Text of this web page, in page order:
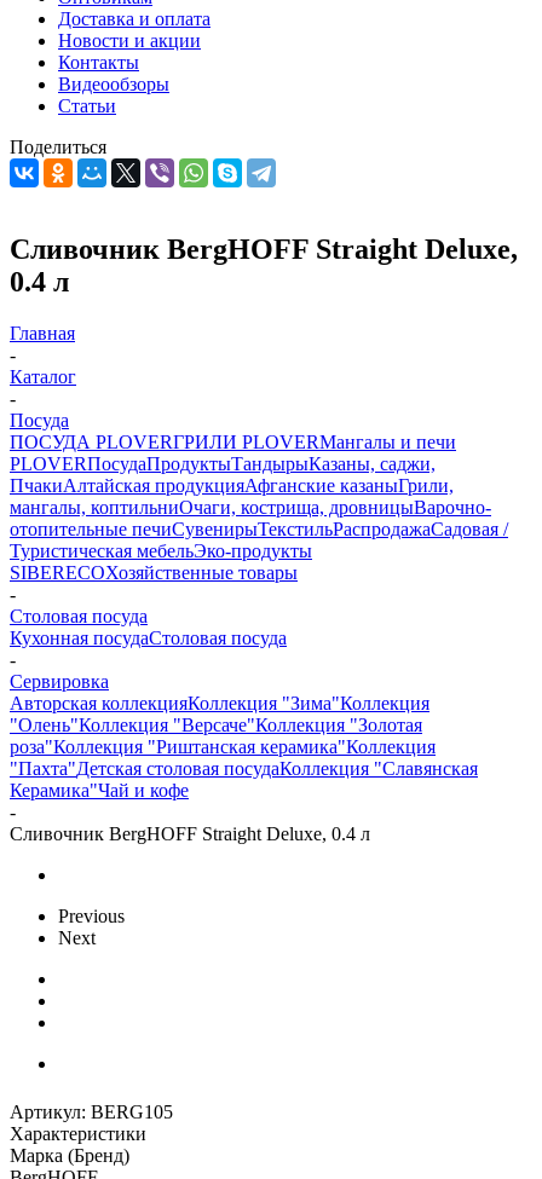
Доставка и оплата
Новости и акции
Контакты
Видеообзоры
Статьи
Поделиться
Сливочник BergHOFF Straight Deluxe,
0.4 л
Главная
-
Каталог
-
Посуда
ПОСУДА PLOVERГРИЛИ PLOVERМангалы и печи
PLOVERПосудаПродуктыТандырыКазаны, саджи,
ПчакиАлтайская продукцияАфганские казаныГрили,
мангалы, коптильниОчаги, кострища, дровницыВарочно-
отопительные печиСувенирыТекстильРаспродажаСадовая /
Туристическая мебельЭко-продукты
SIBERECOХозяйственные товары
-
Столовая посуда
Кухонная посудаСтоловая посуда
-
Сервировка
Авторская коллекцияКоллекция "Зима"Коллекция
"Олень"Коллекция "Версаче"Коллекция "Золотая
роза"Коллекция "Риштанская керамика"Коллекция
"Пахта"Детская столовая посудаКоллекция "Славянская
Керамика"Чай и кофе
-
Сливочник BergHOFF Straight Deluxe, 0.4 л
Previous
Next
Артикул: BERG105
Характеристики
Марка (Бренд)